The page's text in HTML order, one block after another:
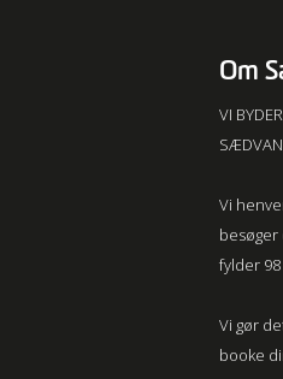
Om
VI
Vi
besøger
fylder
Vi gør
booke